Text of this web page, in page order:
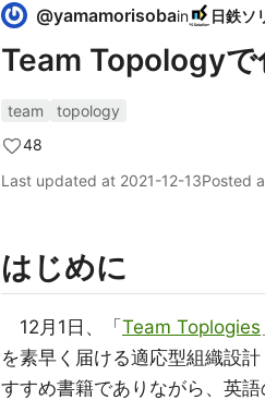
@yamamorisobain
Team Topologyで
team
topology
48
Last updated at 2021-12-13Posted
はじめに
12月1日、「 Team Toplogies
を素早く届ける適応型組織設
すすめ書籍でありながら、英